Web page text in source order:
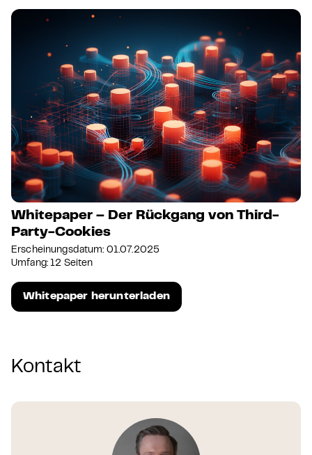
Whitepaper – Der Rückgang von Third-
Party-Cookies
Erscheinungsdatum: 01.07.2025
Umfang: 12 Seiten
Whitepaper herunterladen
Kontakt